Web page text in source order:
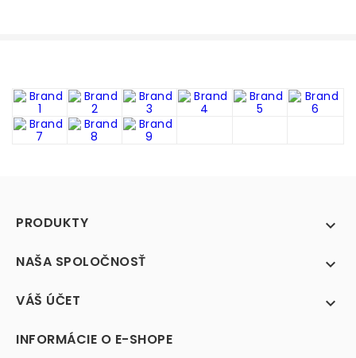
PRODUKTY 
NAŠA SPOLOČNOSŤ 
VÁŠ ÚČET 
INFORMÁCIE O E-SHOPE